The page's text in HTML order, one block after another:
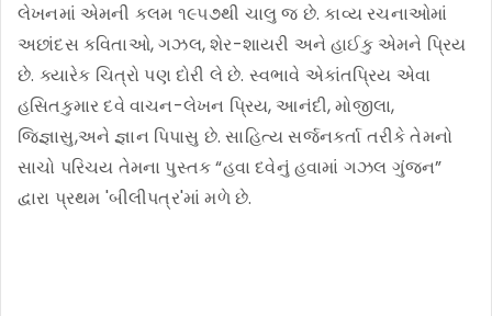
લેખનમાં એમની કલમ ૧૯૫૭થી ચાલુ જ છે. કાવ્ય રચનાઓમાં
અછાંદસ કવિતાઓ, ગઝલ, શેર-શાયરી અને હાઈકુ એમને પ્રિય
છે. ક્યારેક ચિત્રો પણ દોરી લે છે. સ્વભાવે એકાંતપ્રિય એવા
હસિતકુમાર દવે વાચન-લેખન પ્રિય, આનંદી, મોજીલા,
જિજ્ઞાસુ,અને જ્ઞાન પિપાસુ છે. સાહિત્ય સર્જનકર્તા તરીકે તેમનો
સાચો પરિચય તેમના પુસ્તક “હવા દવેનું હવામાં ગઝલ ગુંજન”
દ્વારા પ્રથમ 'બીલીપત્ર'માં મળે છે.